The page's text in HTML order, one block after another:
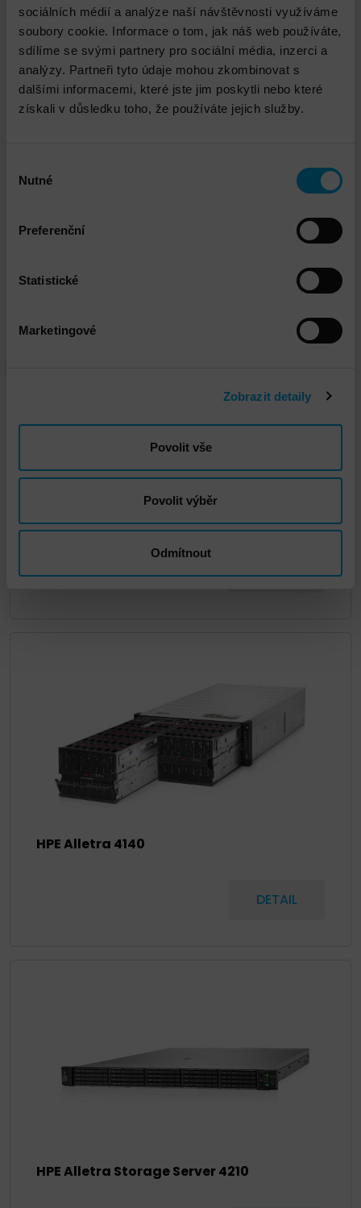
sociálních médií a analýze naší návštěvnosti využíváme
soubory cookie. Informace o tom, jak náš web používáte,
sdílíme se svými partnery pro sociální média, inzerci a
analýzy. Partneři tyto údaje mohou zkombinovat s
dalšími informacemi, které jste jim poskytli nebo které
získali v důsledku toho, že používáte jejich služby.
souhlasu
Nutné
Preferenční
Statistické
Marketingové
Zobrazit detaily
Povolit vše
Povolit výběr
Odmítnout
Dell PowerScale
DETAIL
HPE Alletra 4140
DETAIL
HPE Alletra Storage Server 4210